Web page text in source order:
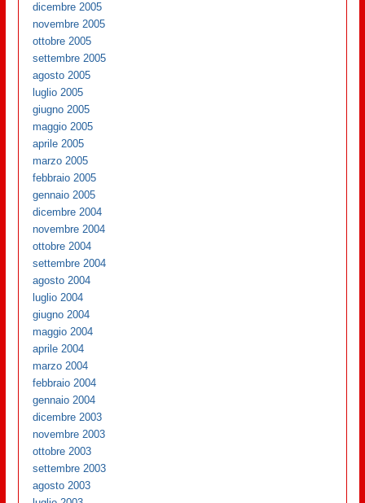
dicembre 2005
novembre 2005
ottobre 2005
settembre 2005
agosto 2005
luglio 2005
giugno 2005
maggio 2005
aprile 2005
marzo 2005
febbraio 2005
gennaio 2005
dicembre 2004
novembre 2004
ottobre 2004
settembre 2004
agosto 2004
luglio 2004
giugno 2004
maggio 2004
aprile 2004
marzo 2004
febbraio 2004
gennaio 2004
dicembre 2003
novembre 2003
ottobre 2003
settembre 2003
agosto 2003